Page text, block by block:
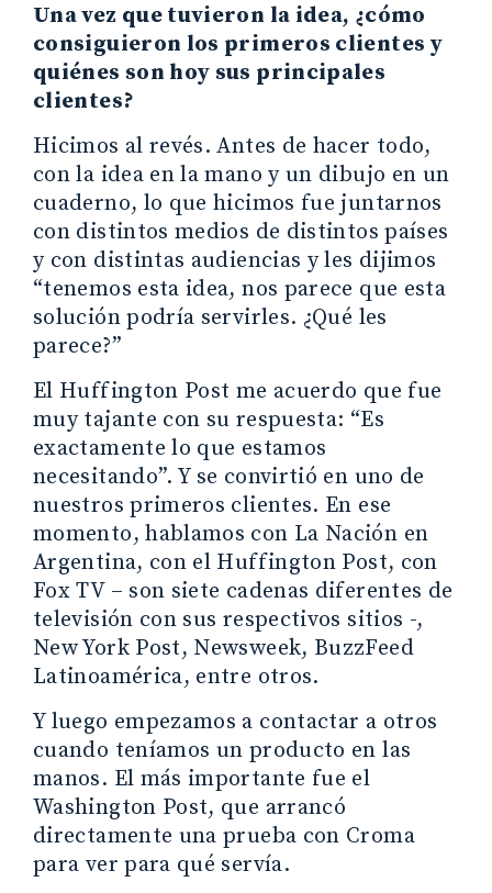
Una vez que tuvieron la idea, ¿cómo
consiguieron los primeros clientes y
quiénes son hoy sus principales
clientes?
Hicimos al revés. Antes de hacer todo,
con la idea en la mano y un dibujo en un
cuaderno, lo que hicimos fue juntarnos
con distintos medios de distintos países
y con distintas audiencias y les dijimos
“tenemos esta idea, nos parece que esta
solución podría servirles. ¿Qué les
parece?”
El Huffington Post me acuerdo que fue
muy tajante con su respuesta: “Es
exactamente lo que estamos
necesitando”. Y se convirtió en uno de
nuestros primeros clientes. En ese
momento, hablamos con La Nación en
Argentina, con el Huffington Post, con
Fox TV – son siete cadenas diferentes de
televisión con sus respectivos sitios -,
New York Post, Newsweek, BuzzFeed
Latinoamérica, entre otros.
Y luego empezamos a contactar a otros
cuando teníamos un producto en las
manos. El más importante fue el
Washington Post, que arrancó
directamente una prueba con Croma
para ver para qué servía.